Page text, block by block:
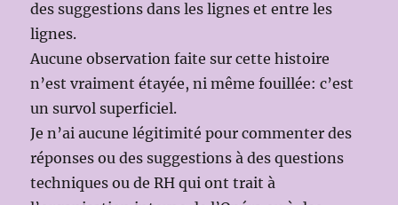
des suggestions dans les lignes et entre les
lignes.
Aucune observation faite sur cette histoire
n’est vraiment étayée, ni même fouillée: c’est
un survol superficiel.
Je n’ai aucune légitimité pour commenter des
réponses ou des suggestions à des questions
techniques ou de RH qui ont trait à